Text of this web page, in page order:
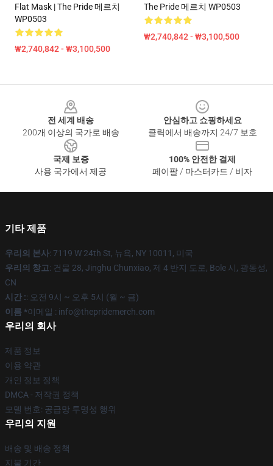
Flat Mask | The Pride 메르치
WP0503
₩2,740,842 - ₩3,100,500
The Pride 메르치 WP0503
₩2,740,842 - ₩3,100,500
전 세계 배송
200개 이상의 국가로 배송
안심하고 쇼핑하세요
클릭에서 배송까지 24/7 보호
국제 보증
사용 국가에서 제공
100% 안전한 결제
페이팔 / 마스터카드 / 비자
기타 제품
우리의 본사: 7119 W 24th St, 뉴욕, NY 10011, 미국
우리의 창고: 건물 28, Jinghu Chunxiao, 제 4 반지 도로, Bole 시, 광동성,
CN
시간 :: 오전 9시 ~ 오후 5시 (월 ~ 금)
이름 *이메일 : info@thepridemerch.com
우리의 회사
제품 정보
이용 약관
개인 정보 정책
DMCA - 저작권 정책
모델 번호: 공급망 투명성 행위
우리의 지원
배송 및 배송 정책
지불 기간